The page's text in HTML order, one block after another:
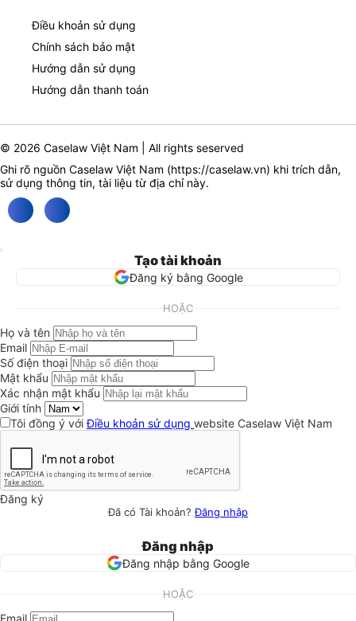
Điều khoản sử dụng
Chính sách bảo mật
Hướng dẫn sử dụng
Hướng dẫn thanh toán
© 2026 Caselaw Việt Nam | All rights seserved
Ghi rõ nguồn Caselaw Việt Nam (https://caselaw.vn) khi trích dẫn,
sử dụng thông tin, tài liệu từ địa chỉ này.
Tạo tài khoản
Đăng ký bằng Google
HOẶC
Họ và tên
Email
Số điện thoại
Mật khẩu
Xác nhận mật khẩu
Giới tính
Tôi đồng ý vớiĐiều khoản sử dụng website Caselaw Việt Nam
Đăng ký
Đã có Tài khoản?Đăng nhập
Đăng nhập
Đăng nhập bằng Google
HOẶC
Email